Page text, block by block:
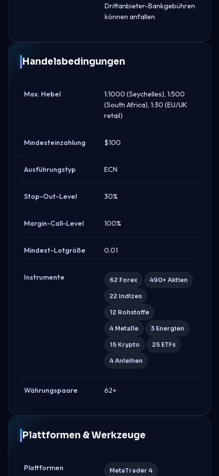
Drittanbieter-Bankgebühren
können anfallen
Handelsbedingungen
Max. Hebel
1:1000 (Seychelles), 1:500
(South Africa), 1:30 (EU/UK
retail)
Mindesteinzahlung $100
Ausführungstyp ECN
Stop-Out-Level 30%
Margin-Call-Level 100%
Mindest-Lotgröße 0.01
Instrumente 62 Forex 490+ Aktien
22 Indizes
12 Rohstoffe
4 Metalle 3 Energien
15 Krypto 25 ETFs
4 Anleihen
Währungspaare 62+
Plattformen & Werkzeuge
Plattformen MetaTrader 4